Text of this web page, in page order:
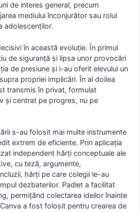
de interes general, precum
mediului înconjurător sau rolul
adolescenților.
în această evoluție. În primul
de siguranță și lipsa unor provocări
de presiune și i-au oferit elevului un
propriei implicări. În al doilea
transmis în privat, formulat
și centrat pe progres, nu pe
s-au folosit mai multe instrumente
extrem de eficiente. Prin aplicația
independent hărți conceptuale ale
cu teză, argumente,
hărți pe care colegii le-au
dezbaterilor. Padlet a facilitat
permițând colectarea ideilor înainte
a fost folosit pentru crearea de